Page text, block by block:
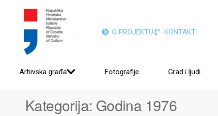
O PROJEKTU KONTAKT
Arhivska građa Fotografije Grad i ljudi
Kategorija: Godina 1976